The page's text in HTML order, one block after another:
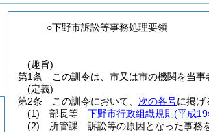
○下野市訴訟等事務処理要領
(趣旨)
第1条
この訓令は、市又は市の機関を当
(定義)
第2条
この訓令において、 次の各号に掲げ
(1)
部長等 下野市行政組織規則 (平成
(2)
所管課 訴訟等の原因となった事務